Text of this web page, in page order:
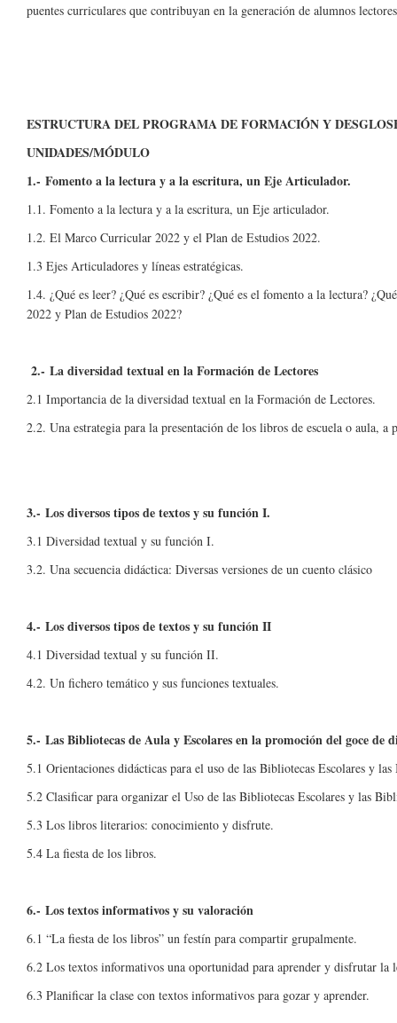
puentes curriculares que contribuyan en la generación de alumnos
ESTRUCTURA DEL PROGRAMA DE FORMACIÓN Y
UNIDADES/MÓDULO
1.- Fomento a la lectura y a la escritura, un Eje Articulador.
1.1. Fomento a la lectura y a la escritura, un Eje articulador.
1.2. El Marco Curricular 2022 y el Plan de Estudios 2022.
1.3 Ejes Articuladores y líneas estratégicas.
1.4. ¿Qué es leer? ¿Qué es escribir? ¿Qué es el fomento a la lectura?
2022 y Plan de Estudios 2022?
2.- La diversidad textual en la Formación de Lectores
2.1 Importancia de la diversidad textual en la Formación de Lectores.
2.2. Una estrategia para la presentación de los libros de escuela o aula,
3.- Los diversos tipos de textos y su función I.
3.1 Diversidad textual y su función I.
3.2. Una secuencia didáctica: Diversas versiones de un cuento clásico
4.- Los diversos tipos de textos y su función II
4.1 Diversidad textual y su función II.
4.2. Un fichero temático y sus funciones textuales.
5.- Las Bibliotecas de Aula y Escolares en la promoción del goce de
5.1 Orientaciones didácticas para el uso de las Bibliotecas Escolares y
5.2 Clasificar para organizar el Uso de las Bibliotecas Escolares y las
5.3 Los libros literarios: conocimiento y disfrute.
5.4 La fiesta de los libros.
6.- Los textos informativos y su valoración
6.1 “La fiesta de los libros” un festín para compartir grupalmente.
6.2 Los textos informativos una oportunidad para aprender y disfrutar la
6.3 Planificar la clase con textos informativos para gozar y aprender.